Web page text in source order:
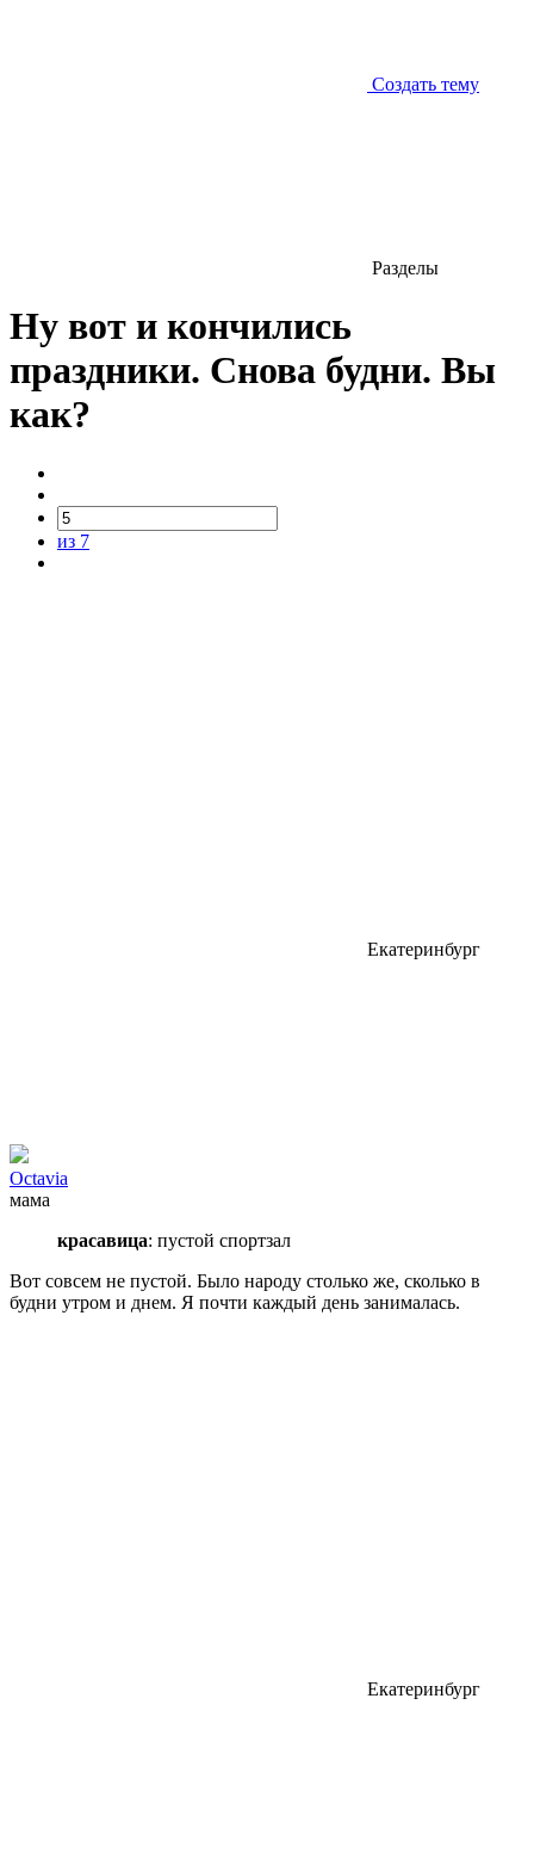
Создать тему
Разделы
Ну вот и кончились
праздники. Снова будни. Вы
как?
из 7
Екатеринбург
Octavia
мама
красавица: пустой спортзал
Вот совсем не пустой. Было народу столько же, сколько в
будни утром и днем. Я почти каждый день занималась.
Екатеринбург